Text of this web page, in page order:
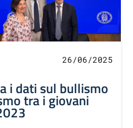
26/06/2025
i dati sul bullismo
tra i giovani